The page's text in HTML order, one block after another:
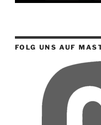
FOLG UNS AUF